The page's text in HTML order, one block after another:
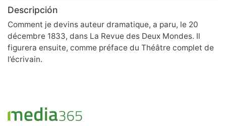
Descripción
Comment je devins auteur dramatique, a paru, le 20
décembre 1833, dans La Revue des Deux Mondes. Il
figurera ensuite, comme préface du Théâtre complet de
l’écrivain.